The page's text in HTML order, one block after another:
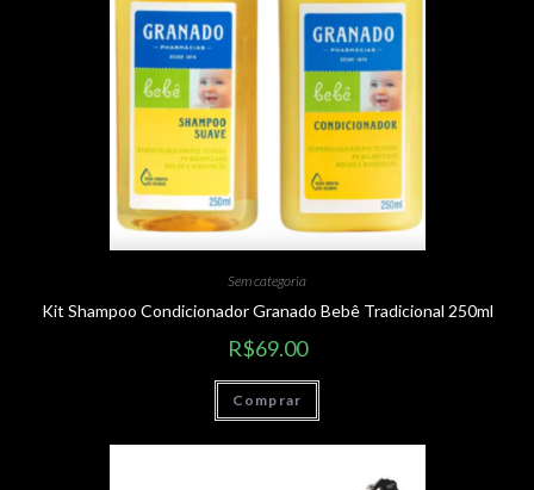
Sem categoria
Kit Shampoo Condicionador Granado Bebê Tradicional 250ml
R$69.00
Comprar